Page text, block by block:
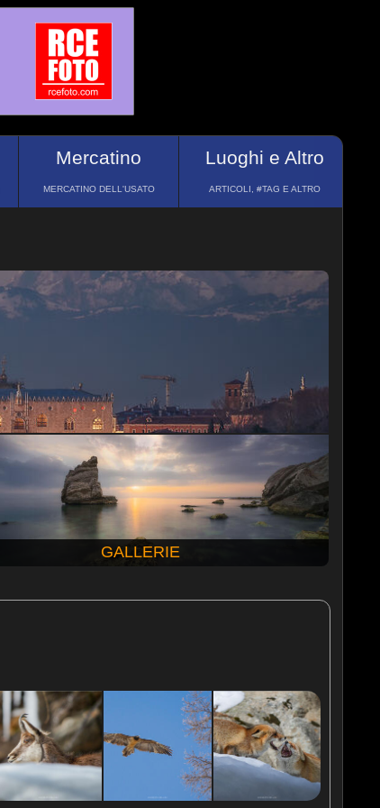
Mercatino
MERCATINO DELL'USATO
Luoghi e Altro
ARTICOLI, #TAG E ALTRO
GALLERIE